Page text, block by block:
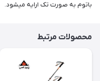
باتوم به صورت تک ارایه میشود.
محصولات مرتبط